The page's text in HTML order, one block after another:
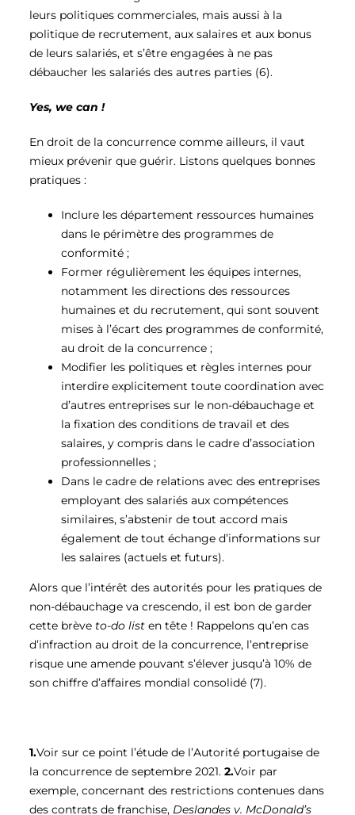
leurs politiques commerciales, mais aussi à la
politique de recrutement, aux salaires et aux bonus
de leurs salariés, et s’être engagées à ne pas
débaucher les salariés des autres parties (6).
Yes, we can !
En droit de la concurrence comme ailleurs, il vaut
mieux prévenir que guérir. Listons quelques bonnes
pratiques :
Inclure les département ressources humaines
dans le périmètre des programmes de
conformité ;
Former régulièrement les équipes internes,
notamment les directions des ressources
humaines et du recrutement, qui sont souvent
mises à l’écart des programmes de conformité,
au droit de la concurrence ;
Modifier les politiques et règles internes pour
interdire explicitement toute coordination avec
d’autres entreprises sur le non-débauchage et
la fixation des conditions de travail et des
salaires, y compris dans le cadre d’association
professionnelles ;
Dans le cadre de relations avec des entreprises
employant des salariés aux compétences
similaires, s’abstenir de tout accord mais
également de tout échange d’informations sur
les salaires (actuels et futurs).
Alors que l’intérêt des autorités pour les pratiques de
non-débauchage va crescendo, il est bon de garder
cette brève to-do list en tête ! Rappelons qu’en cas
d’infraction au droit de la concurrence, l’entreprise
risque une amende pouvant s’élever jusqu’à 10% de
son chiffre d’affaires mondial consolidé (7).
1.Voir sur ce point l’étude de l’Autorité portugaise de
la concurrence de septembre 2021. 2.Voir par
exemple, concernant des restrictions contenues dans
des contrats de franchise, Deslandes v. McDonald’s